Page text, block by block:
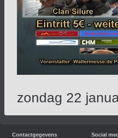
zondag 22
Contactgegevens Social